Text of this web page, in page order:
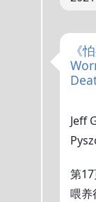
《
Jeff
第
喂养